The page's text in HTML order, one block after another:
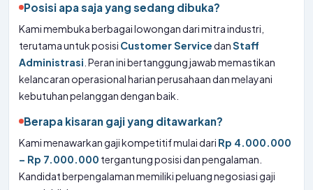
Posisi apa saja yang sedang dibuka?
Kami membuka berbagai lowongan dari mitra industri,
terutama untuk posisi Customer ServicedanStaff
Administrasi . Peran ini bertanggung jawab memastikan
kelancaran operasional harian perusahaan dan melayani
kebutuhan pelanggan dengan baik.
Berapa kisaran gaji yang ditawarkan?
Kami menawarkan gaji kompetitif mulai dari Rp 4.000.000
– Rp 7.000.000 tergantung posisi dan pengalaman.
Kandidat berpengalaman memiliki peluang negosiasi gaji